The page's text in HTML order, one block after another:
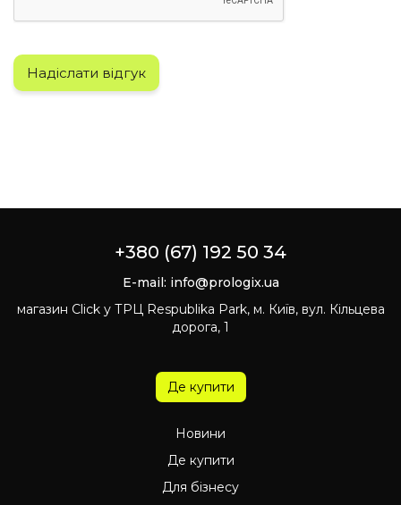
Надіслати відгук
+380 (67) 192 50 34
E-mail: info@prologix.ua
магазин Click у ТРЦ Respublika Park, м. Київ, вул. Кільцева
дорога, 1
Де купити
Новини
Де купити
Для бізнесу